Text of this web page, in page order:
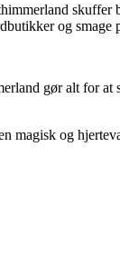
skuffer
og
gør alt for
magisk og